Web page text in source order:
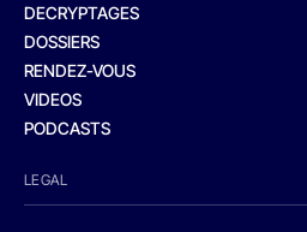
DECRYPTAGES
DOSSIERS
RENDEZ-VOUS
VIDEOS
PODCASTS
LEGAL